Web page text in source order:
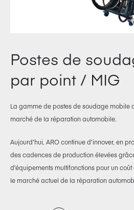
Postes de
par point / MIG
La gamme de postes de soudage mobile
marché de la réparation automobile.
Aujourd’hui, ARO continue d’innover, en
des cadences de production élevées
d’équipements multifonctions pour un
le marché actuel de la réparation